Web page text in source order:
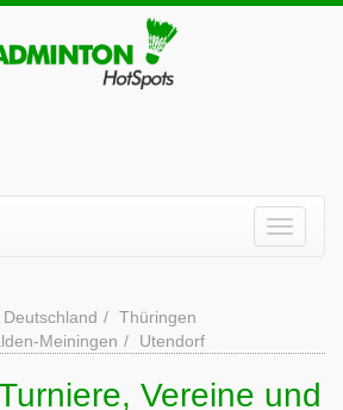
Deutschland
Thüringen
Meiningen
Utendorf
Vereine und